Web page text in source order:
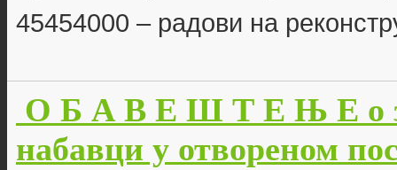
45454000 – радови на
О Б А В Е Ш Т Е Њ Е о
набавци у отвореном